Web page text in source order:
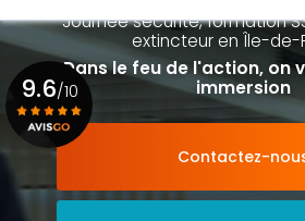
Journée sécurité, formation
extincteuren Île-de-
Dans le feu de l'action, on
immersion
Contactez-
9.6/10
Voir le certificat